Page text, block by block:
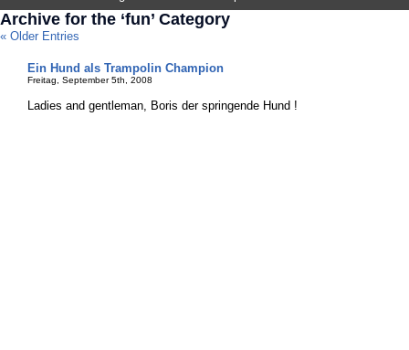
Archive for the ‘fun’ Category
« Older Entries
Ein Hund als Trampolin Champion
Freitag, September 5th, 2008
Ladies and gentleman, Boris der springende Hund !